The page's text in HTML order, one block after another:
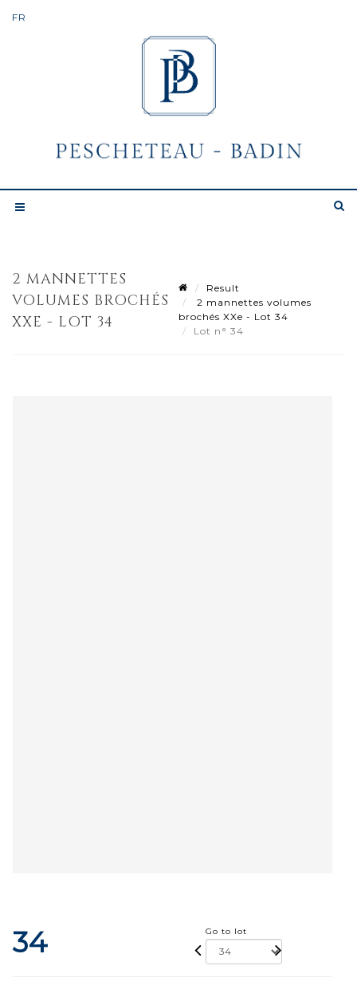
2 MANNETTES
VOLUMES BROCHÉS
XXE - LOT 34
Result
2 mannettes volumes
brochés XXe - Lot 34
Lot n° 34
34 Go to lot